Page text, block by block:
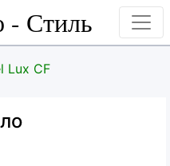
- Стиль
Lux CF